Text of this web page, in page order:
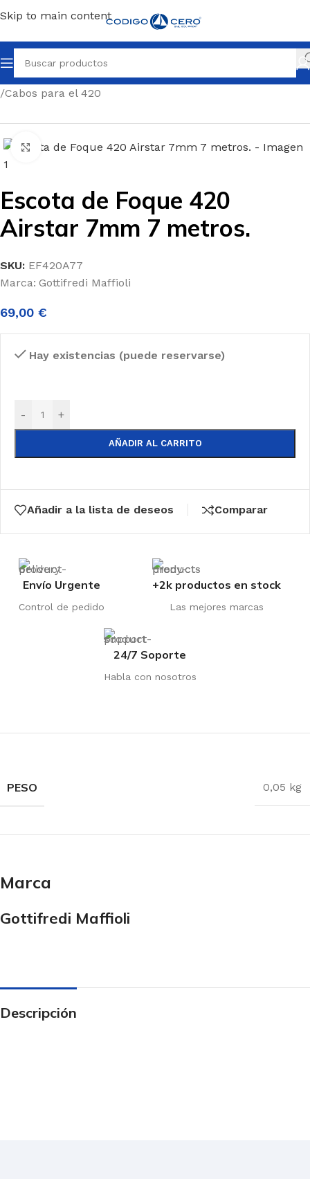
Skip to main content
Inicio/Repuestos para todo tipo de barcos/Repuestos 420
/Cabos para el 420
Clic para ampliar
Escota de Foque 420
Airstar 7mm 7 metros.
SKU: EF420A77
Marca: Gottifredi Maffioli
69,00 €
Hay existencias (puede reservarse)
- +
AÑADIR AL CARRITO
Añadir a la lista de deseos Comparar
Envío Urgente
Control de pedido
+2k productos en stock
Las mejores marcas
24/7 Soporte
Habla con nosotros
PESO 0,05 kg
Marca
Gottifredi Maffioli
Descripción